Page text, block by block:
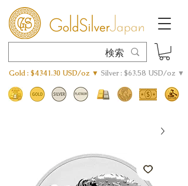
Gold : $4341.30 USD/oz ▼ Silver : $63.58 USD/oz ▼